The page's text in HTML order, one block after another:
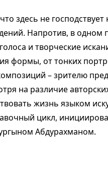
здесь не
Напротив, в одном
и творческие
формы, от тонких
– зрителю
на различие
жизнь языком
цикл,
Абдурахманом.